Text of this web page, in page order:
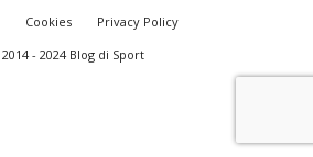
Cookies
Privacy Policy
- 2024 Blog di Sport